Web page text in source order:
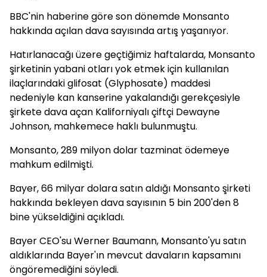
BBC'nin haberine göre son dönemde Monsanto
hakkında açılan dava sayısında artış yaşanıyor.
Hatırlanacağı üzere geçtiğimiz haftalarda, Monsanto
şirketinin yabani otları yok etmek için kullanılan
ilaçlarındaki glifosat (Glyphosate) maddesi
nedeniyle kan kanserine yakalandığı gerekçesiyle
şirkete dava açan Kaliforniyalı çiftçi Dewayne
Johnson, mahkemece haklı bulunmuştu.
Monsanto, 289 milyon dolar tazminat ödemeye
mahkum edilmişti.
Bayer, 66 milyar dolara satın aldığı Monsanto şirketi
hakkında bekleyen dava sayısının 5 bin 200'den 8
bine yükseldiğini açıkladı.
Bayer CEO'su Werner Baumann, Monsanto'yu satın
aldıklarında Bayer'ın mevcut davaların kapsamını
öngöremediğini söyledi.